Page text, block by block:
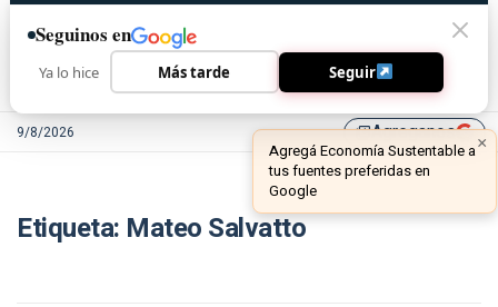
9/8/2026 library_addAgreganos ×
Agregá Economía Sustentable a
tus fuentes preferidas en
Google
Etiqueta: Mateo Salvatto
Seguinos en
Ya lo hice Más tarde Seguir